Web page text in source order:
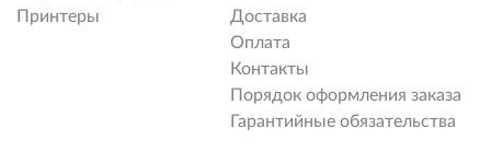
Принтеры
Доставка
Оплата
Контакты
Порядок оформления заказа
Гарантийные обязательства